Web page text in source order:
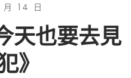
14 日
天也要去見
》